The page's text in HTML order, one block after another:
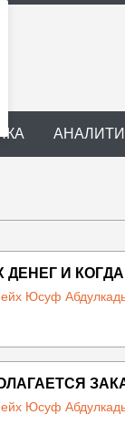
ДЕНЕГ И
Юсуф
Юсуф